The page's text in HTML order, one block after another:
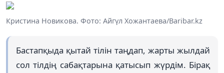
Кристина Новикова. Фото: Айгүл Хожантаева/Baribar.kz
Бастапқыда қытай тілін таңдап, жарты жылдай
сол тілдің сабақтарына қатысып жүрдім. Бірақ